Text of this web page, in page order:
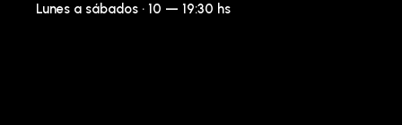
Lunes a sábados · 10 — 19:30 hs